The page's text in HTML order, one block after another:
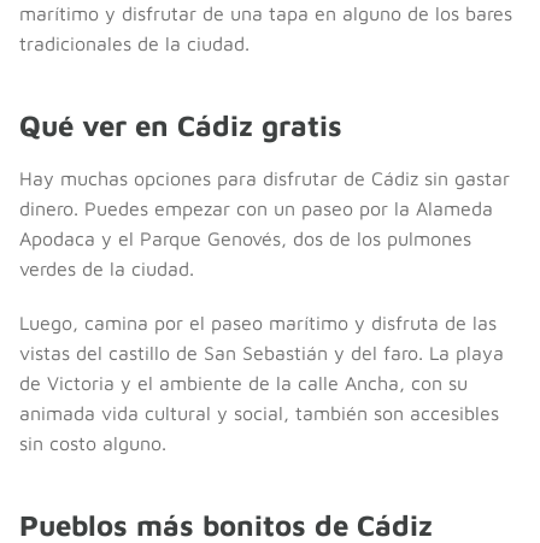
marítimo y disfrutar de una tapa en alguno de los bares
tradicionales de la ciudad.
Qué ver en Cádiz gratis
Hay muchas opciones para disfrutar de Cádiz sin gastar
dinero. Puedes empezar con un paseo por la Alameda
Apodaca y el Parque Genovés, dos de los pulmones
verdes de la ciudad.
Luego, camina por el paseo marítimo y disfruta de las
vistas del castillo de San Sebastián y del faro. La playa
de Victoria y el ambiente de la calle Ancha, con su
animada vida cultural y social, también son accesibles
sin costo alguno.
Pueblos más bonitos de Cádiz